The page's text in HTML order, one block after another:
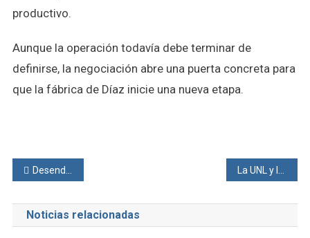
productivo.
Aunque la operación todavía debe terminar de
definirse, la negociación abre una puerta concreta para
que la fábrica de Díaz inicie una nueva etapa.
Navegación
de
entradas
Desendeudamiento: Banco Santa Fe ofrece una solución accesible y transparente para romper el círculo de las deudas
Noticias relacionadas